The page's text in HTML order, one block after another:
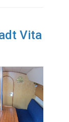
Vita